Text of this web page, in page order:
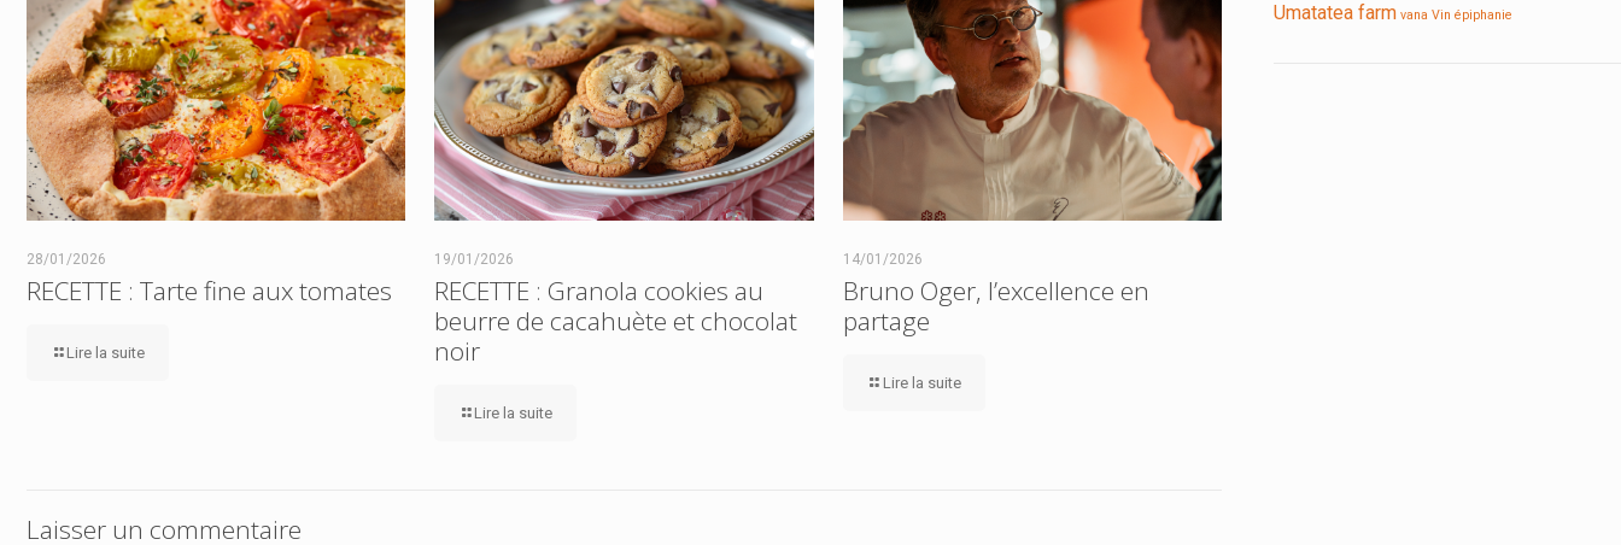
28/01/2026
RECETTE : Tarte fine aux tomates
Lire la suite
19/01/2026
RECETTE : Granola cookies au
beurre de cacahuète et chocolat
noir
Lire la suite
14/01/2026
Bruno Oger, l’excellence en
partage
Lire la suite
Laisser un commentaire
Umatatea farm vana Vin épiphanie